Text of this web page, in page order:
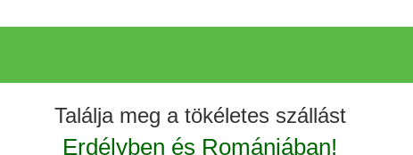
Találja meg a tökéletes szállást
Erdélyben és Romániában!